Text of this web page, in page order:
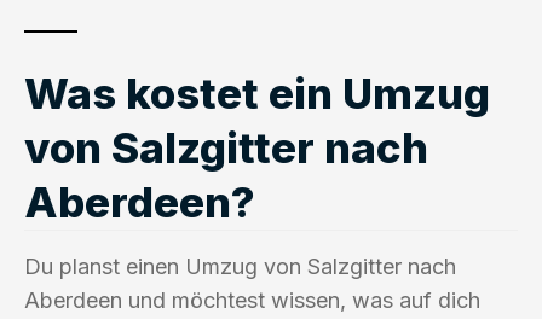
Was kostet ein Umzug
von Salzgitter nach
Aberdeen?
Du planst einen Umzug von Salzgitter nach
Aberdeen und möchtest wissen, was auf dich